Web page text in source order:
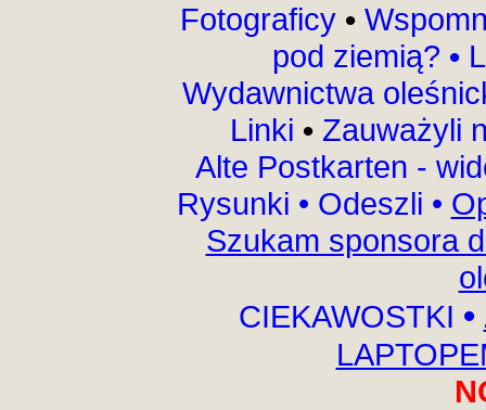
Fotograficy •
pod ziemią? •
Wydawnictwa
Linki • Zauważyli
Alte Postkarten -
Rysunki • Odeszli •
Szukam sponsora
CIEKAWOSTKI •